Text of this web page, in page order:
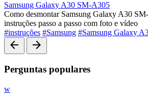
Samsung Galaxy A30 SM-A305
Como desmontar Samsung Galaxy A30
instruções passo a passo com foto e vídeo
#instruções #Samsung #Samsung Galaxy
arrow_back arrow_forward
Perguntas populares
w